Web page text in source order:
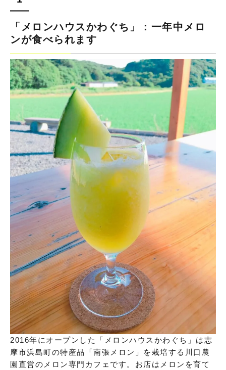
「メロンハウスかわぐち」：一年中メロ
ンが食べられます
2016年にオープンした「メロンハウスかわぐち」は志
摩市浜島町の特産品「南張メロン」を栽培する川口農
園直営のメロン専門カフェです。お店はメロンを育て